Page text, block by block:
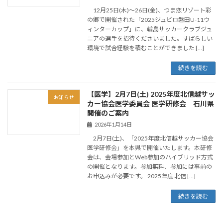
12月25日(木)～26日(金)、つま恋リゾート彩
の郷で開催された「2025ジュビロ磐田U-11ウ
ィンターカップ」に、輪島サッカークラブジュ
ニアの選手を招待くださいました。すばらしい
環境で試合経験を積むことができました […]
続きを読む
お知らせ
【医学】2月7日(土) 2025年度北信越サッ
カー協会医学委員会 医学研修会 石川県
開催のご案内
2026年1月14日
2月7日(土)、「2025年度北信越サッカー協会
医学研修会」を本県で開催いたします。本研修
会は、会場参加とWeb参加のハイブリッド方式
の開催となります。参加無料、参加には事前の
お申込みが必要です。 2025年度 北信 […]
続きを読む